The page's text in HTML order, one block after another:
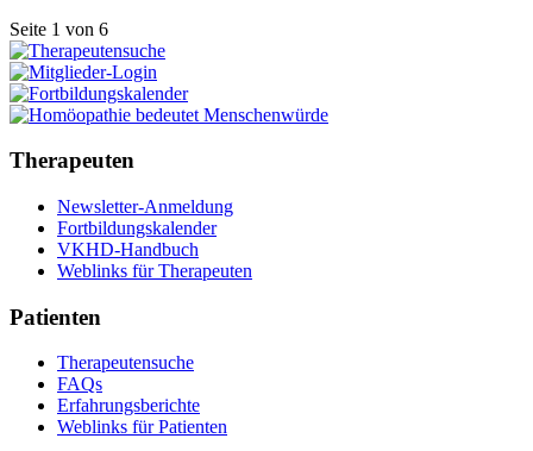
Seite 1 von 6
Therapeuten
Newsletter-Anmeldung
Fortbildungskalender
VKHD-Handbuch
Weblinks für Therapeuten
Patienten
Therapeutensuche
FAQs
Erfahrungsberichte
Weblinks für Patienten